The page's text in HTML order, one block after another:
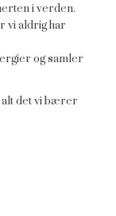
i verden.
vi aldrig har
og samler
alt det vi bærer